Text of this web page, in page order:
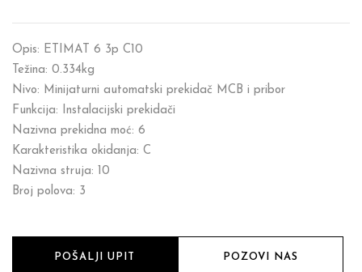
Opis: ETIMAT 6 3p C10
Težina: 0.334kg
Nivo: Minijaturni automatski prekidač MCB i pribor
Funkcija: Instalacijski prekidači
Nazivna prekidna moć: 6
Karakteristika okidanja: C
Nazivna struja: 10
Broj polova: 3
POŠALJI UPIT POZOVI NAS